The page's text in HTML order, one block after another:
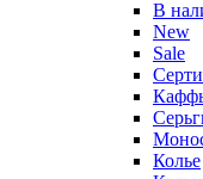
В
New
Sale
Колье